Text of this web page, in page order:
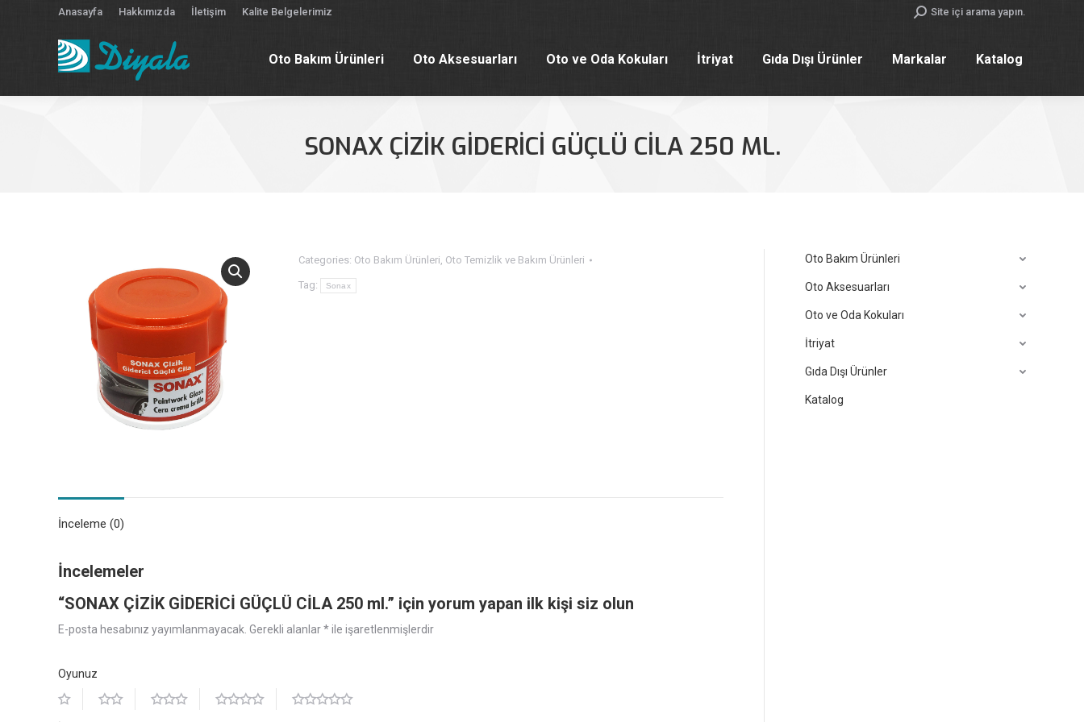
Anasayfa Hakkımızda İletişim Kalite Belgelerimiz Search:Site içi arama yapın.
Oto Bakım Ürünleri Oto Aksesuarları Oto ve Oda Kokuları İtriyat Gıda Dışı Ürünler Markalar Katalog
SONAX ÇİZİK GİDERİCİ GÜÇLÜ CİLA 250 ML.
Categories: Oto Bakım Ürünleri, Oto Temizlik ve Bakım Ürünleri
Tag: Sonax
İnceleme (0)
İncelemeler
“SONAX ÇİZİK GİDERİCİ GÜÇLÜ CİLA 250 ml.” için yorum yapan ilk kişi siz olun
E-posta hesabınız yayımlanmayacak. Gerekli alanlar*ile işaretlenmişlerdir
Oyunuz
Oto Bakım Ürünleri
Oto Aksesuarları
Oto ve Oda Kokuları
İtriyat
Gıda Dışı Ürünler
Katalog